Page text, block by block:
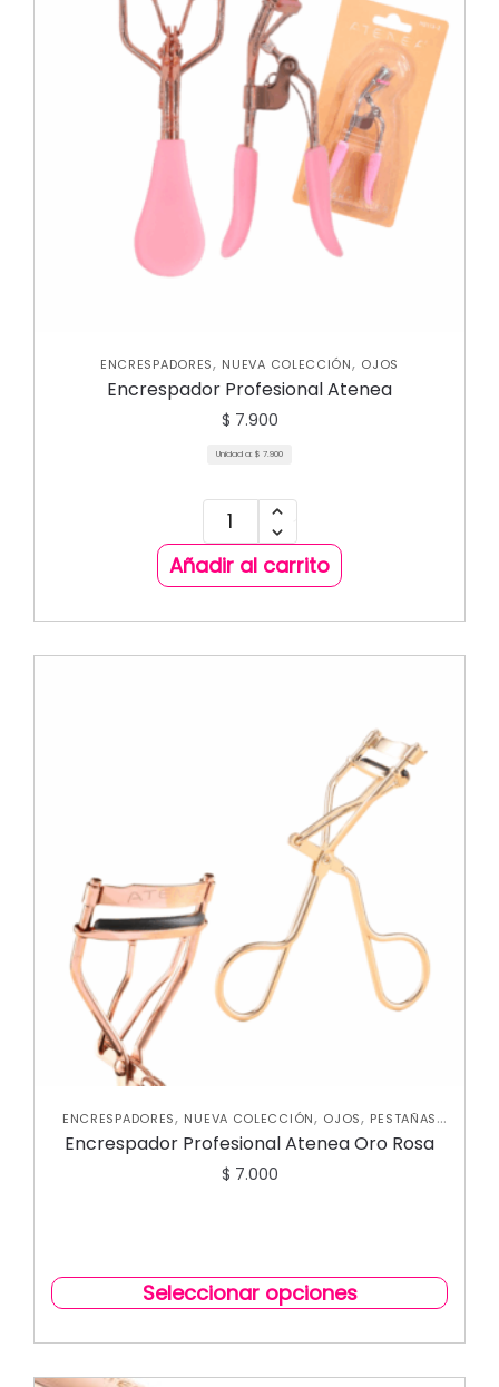
ENCRESPADORES, NUEVA COLECCIÓN, OJOS
Encrespador Profesional Atenea
$ 7.900
Unidad a: $ 7.900
Añadir al carrito
ENCRESPADORES, NUEVA COLECCIÓN, OJOS, PESTAÑAS
POSTIZAS
, PESTAÑINAS
Encrespador Profesional Atenea Oro Rosa
$ 7.000
Seleccionar opciones